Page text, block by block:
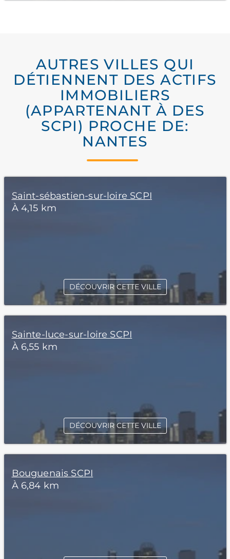
AUTRES VILLES QUI
DÉTIENNENT DES ACTIFS
IMMOBILIERS
(APPARTENANT À DES
SCPI) PROCHE DE:
NANTES
Saint-sébastien-sur-loire SCPI
À 4,15 km
DÉCOUVRIR CETTE VILLE
Sainte-luce-sur-loire SCPI
À 6,55 km
DÉCOUVRIR CETTE VILLE
Bouguenais SCPI
À 6,84 km